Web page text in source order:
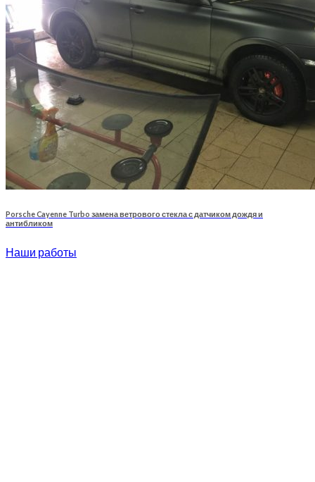
Porsche Cayenne Turbo замена ветрового стекла с датчиком дождя и
антибликом
Наши работы